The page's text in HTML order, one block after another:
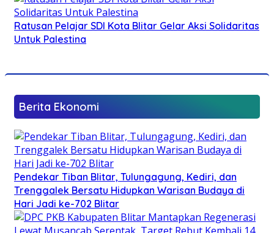
Ratusan Pelajar SDI Kota Blitar Gelar Aksi Solidaritas
Untuk Palestina
Berita Ekonomi
Pendekar Tiban Blitar, Tulungagung, Kediri, dan
Trenggalek Bersatu Hidupkan Warisan Budaya di
Hari Jadi ke-702 Blitar